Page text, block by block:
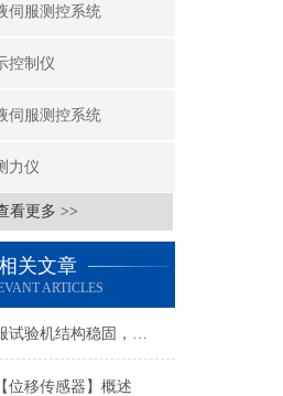
伺服测控系统
控制仪
伺服测控系统
力仪
看更多 >>
关文章
ARTICLES
30吨微机伺服试验机结构稳固，加载平稳，使用操作便捷。
位移传感器】概述